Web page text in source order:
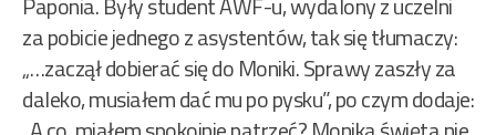
za pobicie jednego z asystentów, tak się tłumaczy:
„…zaczął dobierać się do Moniki. Sprawy zaszły za
daleko, musiałem dać mu po pysku”, po czym dodaje: